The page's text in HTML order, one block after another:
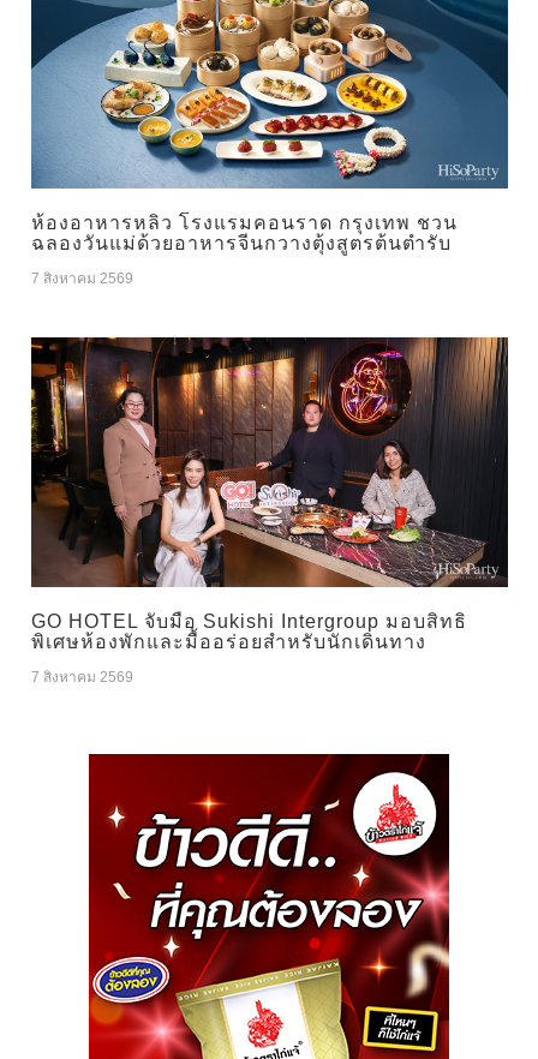
ห้องอาหารหลิว โรงแรมคอนราด กรุงเทพ ชวน
ฉลองวันแม่ด้วยอาหารจีนกวางตุ้งสูตรต้นตำรับ
7 สิงหาคม 2569
GO HOTEL จับมือ Sukishi Intergroup มอบสิทธิ
พิเศษห้องพักและมื้ออร่อยสำหรับนักเดินทาง
7 สิงหาคม 2569